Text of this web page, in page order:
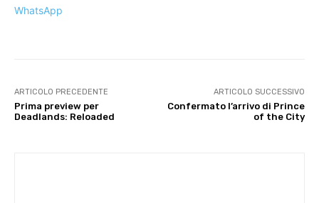
WhatsApp
ARTICOLO PRECEDENTE
Prima preview per
Deadlands: Reloaded
ARTICOLO SUCCESSIVO
Confermato l’arrivo di Prince
of the City